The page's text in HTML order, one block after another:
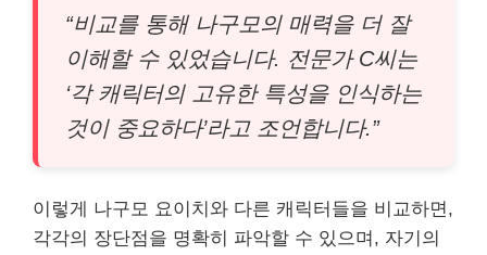
“비교를 통해 나구모의 매력을 더 잘
이해할 수 있었습니다. 전문가 C씨는
‘각 캐릭터의 고유한 특성을 인식하는
것이 중요하다’라고 조언합니다.”
이렇게 나구모 요이치와 다른 캐릭터들을 비교하면,
각각의 장단점을 명확히 파악할 수 있으며, 자기의